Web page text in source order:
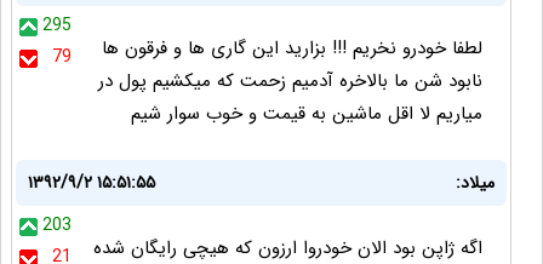
295
79
لطفا خودرو نخریم !!! بزارید این گاری ها و فرقون ها
نابود شن ما بالاخره آدمیم زحمت که میکشیم پول در
میاریم لا اقل ماشین به قیمت و خوب سوار شیم
میلاد:
۱۳۹۲/۹/۲ ۱۵:۵۱:۵۵
203
21
اگه ژاپن بود الان خودروا ارزون که هیچی رایگان شده